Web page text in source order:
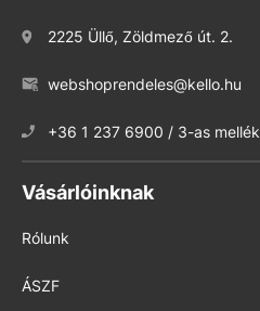
2225 Üllő, Zöldmező út. 2.
webshoprendeles@kello.hu
+36 1 237 6900 / 3-as mellék
Vásárlóinknak
Rólunk
ÁSZF